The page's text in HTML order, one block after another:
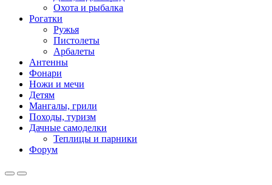
Охота и рыбалка
Рогатки
Ружья
Пистолеты
Арбалеты
Антенны
Фонари
Ножи и мечи
Детям
Мангалы, грили
Походы, туризм
Дачные самоделки
Теплицы и парники
Форум